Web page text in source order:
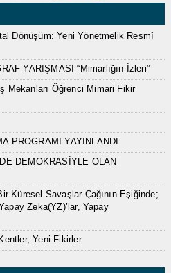
Dönüşüm: Yeni Yönetmelik Resmî
YARIŞMASI “Mimarlığın İzleri”
Mekanları Öğrenci Mimari Fikir
PROGRAMI YAYINLANDI
DEMOKRASİYLE OLAN
Küresel Savaşlar Çağının Eşiğinde;
Zeka(YZ)’lar, Yapay
Yeni Fikirler